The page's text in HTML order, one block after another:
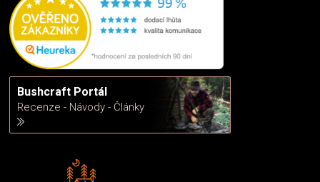
Bushcraft Portál
Recenze - Návody - Články